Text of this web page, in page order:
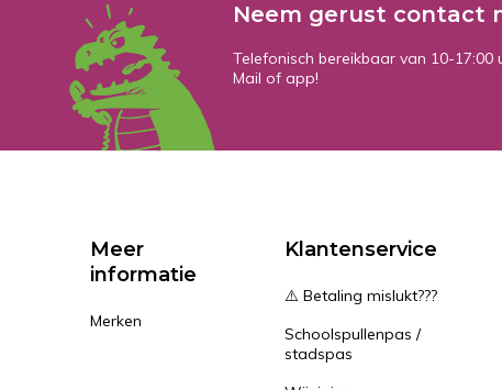
Neem gerust contact
Telefonisch bereikbaar van 10-17:00
Mail of app!
Meer
informatie
Merken
Klantenservice
⚠️ Betaling mislukt???
Schoolspullenpas /
stadspas